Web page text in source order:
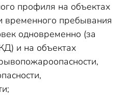
профиля на объектах
временного пребывания
одновременно (за
и на объектах